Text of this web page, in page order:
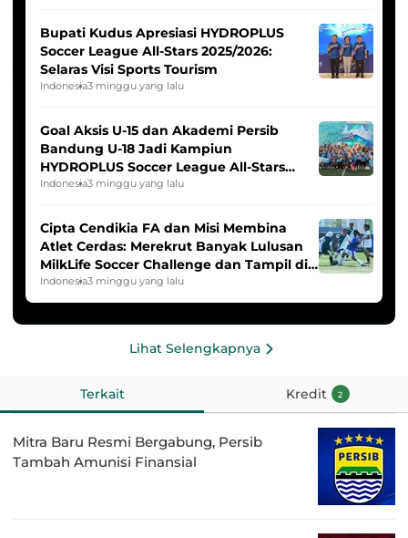
Bupati Kudus Apresiasi HYDROPLUS
Soccer League All-Stars 2025/2026:
Selaras Visi Sports Tourism
Indonesia3 minggu yang lalu
Goal Aksis U-15 dan Akademi Persib
Bandung U-18 Jadi Kampiun
HYDROPLUS Soccer League All-Stars
2025/2026
Indonesia3 minggu yang lalu
Cipta Cendikia FA dan Misi Membina
Atlet Cerdas: Merekrut Banyak Lulusan
MilkLife Soccer Challenge dan Tampil di
HYDROPLUS Soccer League
Indonesia3 minggu yang lalu
Lihat Selengkapnya
Terkait Kredit 2
Mitra Baru Resmi Bergabung, Persib
Tambah Amunisi Finansial